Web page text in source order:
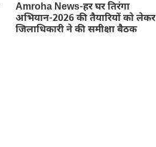
Amroha News-हर घर तिरंगा
अभियान-2026 की तैयारियों को लेकर
जिलाधिकारी ने की समीक्षा बैठक